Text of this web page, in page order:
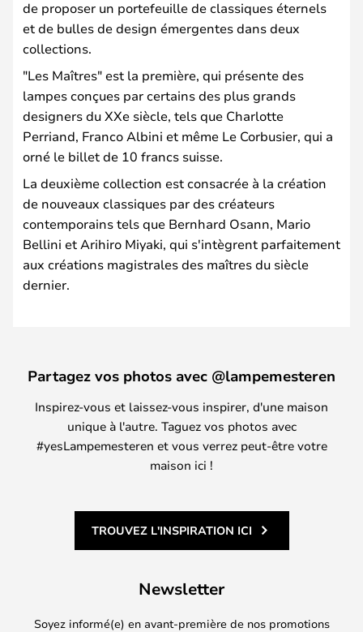
de proposer un portefeuille de classiques éternels
et de bulles de design émergentes dans deux
collections.
"Les Maîtres" est la première, qui présente des
lampes conçues par certains des plus grands
designers du XXe siècle, tels que Charlotte
Perriand, Franco Albini et même Le Corbusier, qui a
orné le billet de 10 francs suisse.
La deuxième collection est consacrée à la création
de nouveaux classiques par des créateurs
contemporains tels que Bernhard Osann, Mario
Bellini et Arihiro Miyaki, qui s'intègrent parfaitement
aux créations magistrales des maîtres du siècle
dernier.
Partagez vos photos avec @lampemesteren
Inspirez-vous et laissez-vous inspirer, d'une maison
unique à l'autre. Taguez vos photos avec
#yesLampemesteren et vous verrez peut-être votre
maison ici !
TROUVEZ L'INSPIRATION ICI
Newsletter
Soyez informé(e) en avant-première de nos promotions